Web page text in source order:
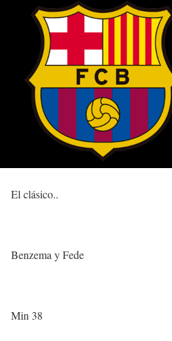
El clásico..
Benzema y Fede
Min 38